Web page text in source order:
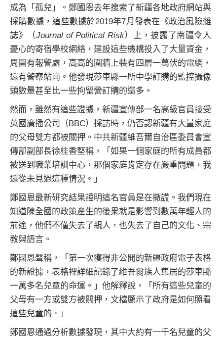
成為「孤兒」。鄭國恩去年搜索了新疆各地政府網站與
採購數據，這些數據於2019年7月發表在《政治風險雜
誌》（Journal of Political Risk）上，披露了南疆令人
憂心的寄宿學校網絡，建設這些機構投入了大量資金，
周圍有報警處，高高的圍牆上裝有四層一萬伏的電網，
還有警察站崗。他發現莎車縣一所中學訂購的監控攝像
頭數量甚至比一些拘留營訂購的還多。
然而，雖然有這些證據，新疆宣傳部一名高級官員接受
英國廣播公司（BBC）採訪時，仍否認新疆有大量家庭
的父母雙方都被關押。中共新疆維吾爾自治區委員會宣
傳部副部長徐桂香堅稱，「如果一個家庭的所有成員都
被送到職業培訓中心，那個家庭肯定存在嚴重問題，我
還從未見過這種情況。」
鄭國恩最新研究結果證明這名官員是在撒謊。我們現在
知道陳全國的政策產生的後果就是影響到數萬年輕人的
前途，他們不僅失去了親人，也失去了自己的文化、宗
教與語言。
鄭國恩聲稱，「第一次獲得非公開的新疆政府電子表格
的新證據，表格裡詳細記錄了維吾爾族人集居的莎車縣
一萬多名兒童的命運。」他解釋說，「所有這些兒童的
父母有一方或雙方被關押，文檔顯示了政府是如何照看
這些兒童的。」
鄭國恩通過分析數據發現，其中大約有一千名兒童的父